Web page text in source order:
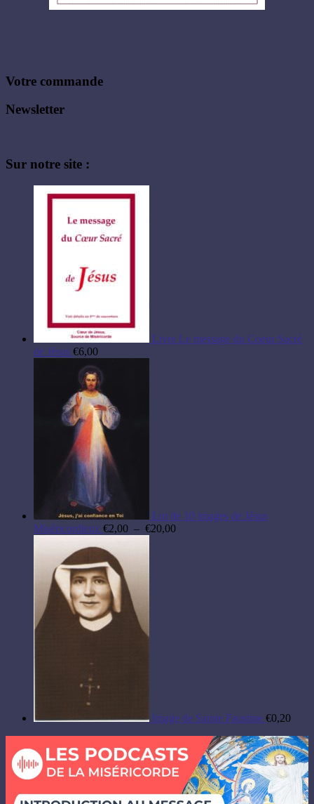
Votre commande
Newsletter
Sur notre site :
Livre Le message du Coeur Sacré
de Jésus €6,00
Lot de 10 images de Jésus
Miséricordieux €2,00 – €20,00Plage
Image de Sainte Faustine €0,20